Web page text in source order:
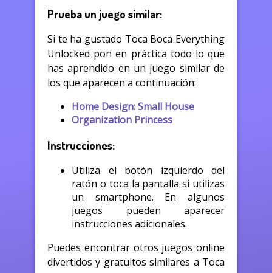
Prueba un juego similar:
Si te ha gustado Toca Boca Everything
Unlocked pon en práctica todo lo que
has aprendido en un juego similar de
los que aparecen a continuación:
Home Design: Small House
Organization Princess
Instrucciones:
Utiliza el botón izquierdo del
ratón o toca la pantalla si utilizas
un smartphone. En algunos
juegos pueden aparecer
instrucciones adicionales.
Puedes encontrar otros juegos online
divertidos y gratuitos similares a Toca